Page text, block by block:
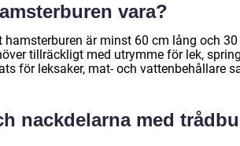
vara?
hamsterburen är minst 60 cm lång och
tillräckligt med utrymme för lek,
för leksaker, mat- och vattenbehållare
nackdelarna med